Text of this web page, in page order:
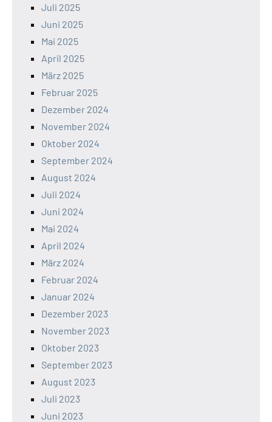
Juli 2025
Juni 2025
Mai 2025
April 2025
März 2025
Februar 2025
Dezember 2024
November 2024
Oktober 2024
September 2024
August 2024
Juli 2024
Juni 2024
Mai 2024
April 2024
März 2024
Februar 2024
Januar 2024
Dezember 2023
November 2023
Oktober 2023
September 2023
August 2023
Juli 2023
Juni 2023